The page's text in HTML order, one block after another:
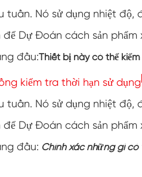
tuần. Nó sử dụng nhiệt
Dự Đoán cách sản
đầu:Thiết bị này có thể
kiểm tra thời hạn sử dụng
tuần. Nó sử dụng nhiệt
Dự Đoán cách sản
đầu: Chính xác những gì